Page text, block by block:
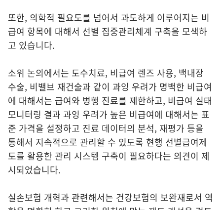
또한, 의학적 필요도를 넘어서 과도하게 이루어지는 비
급여 항목에 대해서 선별 집중관리체계 구축을 모색하
고 있습니다.
소위 논의에서는 도수치료, 비급여 렌즈 사용, 백내장
수술, 비밸브 재건술과 같이 과잉 우려가 명백한 비급여
에 대해서는 급여와 병행 진료를 제한하고, 비급여 실태
모니터링 결과 과잉 우려가 높은 비급여에 대해서는 표
준 가격을 설정하고 진료 데이터의 분석, 재평가 등을
통해서 지속적으로 관리할 수 있도록 현행 선별급여제
도를 활용한 관리 시스템 구축이 필요하다는 의견이 제
시되었습니다.
실손보험 개혁과 관련해서는 건강보험의 보완재로서 역